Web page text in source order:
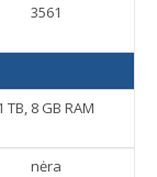
3561
TB, 8 GB RAM
nėra